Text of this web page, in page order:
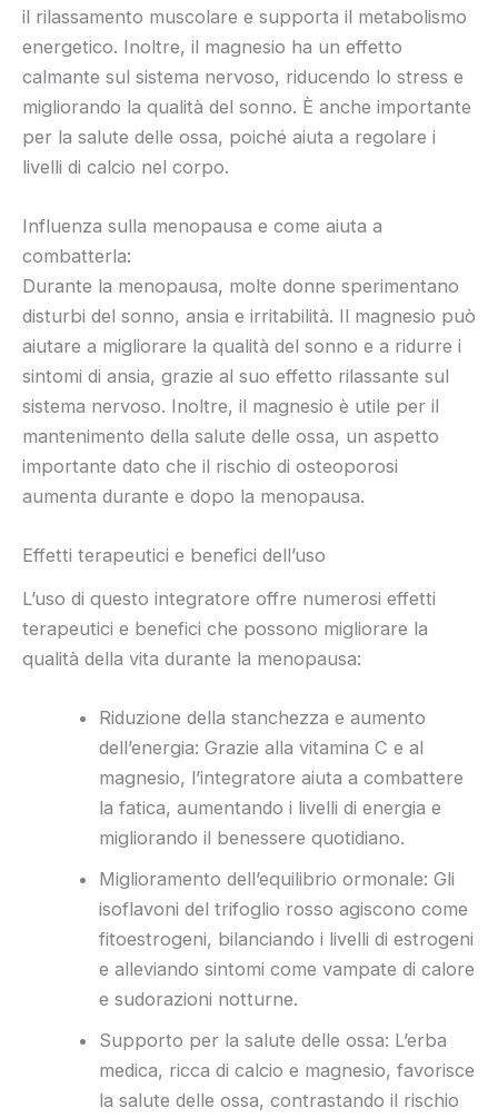
il rilassamento muscolare e supporta il metabolismo
energetico. Inoltre, il magnesio ha un effetto
calmante sul sistema nervoso, riducendo lo stress e
migliorando la qualità del sonno. È anche importante
per la salute delle ossa, poiché aiuta a regolare i
livelli di calcio nel corpo.
Influenza sulla menopausa e come aiuta a
combatterla:
Durante la menopausa, molte donne sperimentano
disturbi del sonno, ansia e irritabilità. Il magnesio può
aiutare a migliorare la qualità del sonno e a ridurre i
sintomi di ansia, grazie al suo effetto rilassante sul
sistema nervoso. Inoltre, il magnesio è utile per il
mantenimento della salute delle ossa, un aspetto
importante dato che il rischio di osteoporosi
aumenta durante e dopo la menopausa.
Effetti terapeutici e benefici dell’uso
L’uso di questo integratore offre numerosi effetti
terapeutici e benefici che possono migliorare la
qualità della vita durante la menopausa:
Riduzione della stanchezza e aumento
dell’energia: Grazie alla vitamina C e al
magnesio, l’integratore aiuta a combattere
la fatica, aumentando i livelli di energia e
migliorando il benessere quotidiano.
Miglioramento dell’equilibrio ormonale: Gli
isoflavoni del trifoglio rosso agiscono come
fitoestrogeni, bilanciando i livelli di estrogeni
e alleviando sintomi come vampate di calore
e sudorazioni notturne.
Supporto per la salute delle ossa: L’erba
medica, ricca di calcio e magnesio, favorisce
la salute delle ossa, contrastando il rischio